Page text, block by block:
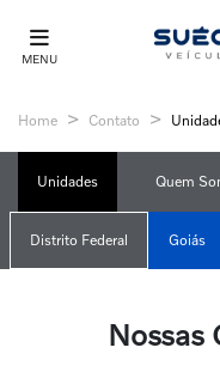
MENU
Home Contato
Quem
Unidades
Distrito Federal Goiás
Nossas